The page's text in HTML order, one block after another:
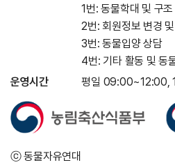
1번: 동물학대 및 구조
2번: 회원정보 변경
3번: 동물입양 상담
4번: 기타 활동 및 동
운영시간
평일 09:00~12:00,
ⓒ 동물자유연대